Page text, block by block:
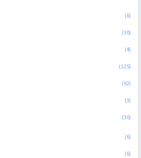
(6)
(30)
(4)
(125)
(92)
(3)
(30)
(6)
(6)